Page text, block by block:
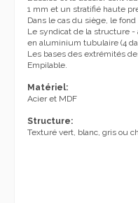
1 mm et un stratifié haute
Dans le cas du siège, le
Le syndicat de la structure
en aluminium tubulaire (4
Les bases des extrémités
Empilable.
Matériel:
Acier et MDF
Structure:
Texturé vert, blanc, gris ou